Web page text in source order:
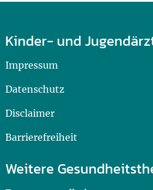
Kinder- und
Impressum
Datenschutz
Disclaimer
Barrierefreiheit
Weitere